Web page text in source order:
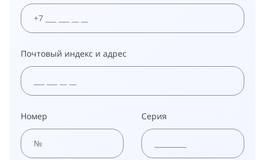
Почтовый индекс и адрес
Номер Серия